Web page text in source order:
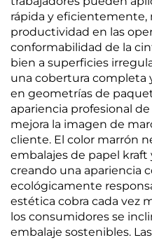
rápida y eficientemente,
productividad en las
conformabilidad de la
bien a superficies
una cobertura completa
en geometrías de
apariencia profesional
mejora la imagen de
cliente. El color marrón
embalajes de papel kraft
creando una apariencia
ecológicamente
estética cobra cada vez
los consumidores se
embalaje sostenibles.